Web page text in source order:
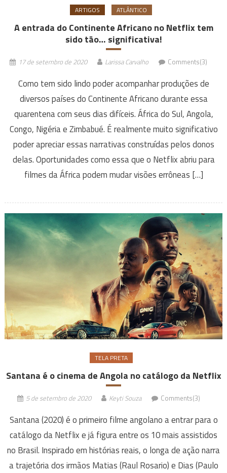
ARTIGOS ATLÂNTICO
A entrada do Continente Africano no Netflix tem
sido tão… significativa!
17 de setembro de 2020 Larissa Carvalho Comments(3)
Como tem sido lindo poder acompanhar produções de
diversos países do Continente Africano durante essa
quarentena com seus dias difíceis. África do Sul, Angola,
Congo, Nigéria e Zimbabué. É realmente muito significativo
poder apreciar essas narrativas construídas pelos donos
delas. Oportunidades como essa que o Netflix abriu para
filmes da África podem mudar visões errôneas […]
TELA PRETA
Santana é o cinema de Angola no catálogo da Netflix
5 de setembro de 2020 Keyti Souza Comments(3)
Santana (2020) é o primeiro filme angolano a entrar para o
catálogo da Netflix e já figura entre os 10 mais assistidos
no Brasil. Inspirado em histórias reais, o longa de ação narra
a trajetória dos irmãos Matias (Raul Rosario) e Dias (Paulo